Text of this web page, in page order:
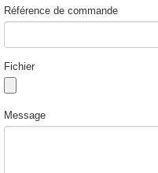
Référence de commande
Fichier
Message